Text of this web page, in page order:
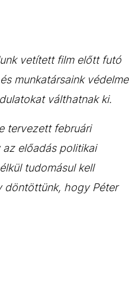
vetített film előtt futó
munkatársaink védelme
válthatnak ki.
tervezett februári
előadás politikai
tudomásul kell
döntöttünk, hogy Péter